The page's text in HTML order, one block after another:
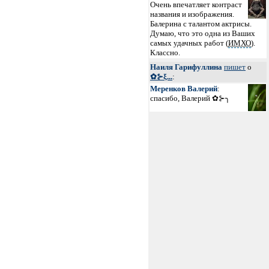
Очень впечатляет контраст
названия и изображения.
Балерина с талантом актрисы.
Думаю, что это одна из Ваших
самых удачных работ (ИМХО).
Классно.
Наиля Гарифуллина пишет о
✿⊱ξ...:
Меренков Валерий:
спасибо, Валерий ✿⊱╮